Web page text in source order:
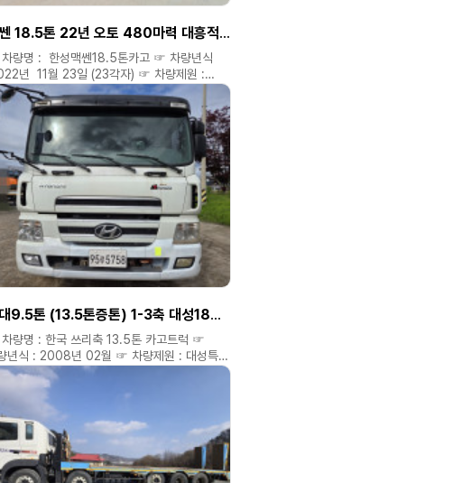
☎ 연락처 : 010 6470
☎ ( 차량가격 확인은 홈페이지에서만
능합니다. )
맥쎈 18.5톤 22년 오토 480마력 대흥적 8.50후축 셀프로더^^
량명 : 한성맥쎈18.5톤카고 ☞ 차량년식
년 11월 23일 (23각자) ☞ 차량제원 :
특장 적 8.50 후축 ☞ 주행거리 : 21만키로
션 : 맥쎈 22년 480마력 오토 대흥특장 적
후축 셀프로더 ^^ ☞ 차량가격 : 14500만
입자금(운영자금) 저금리캐피탈 할부도
합니다 ◈ 연락주시면 성심.성의것
해드립니다 ◈ 필요한차량 용도예맞는차량
하게 구해드립니다. ◈ 미처올리지
차량도 여러대있으니 연락주세요. ◈ 신뢰와
.정직으로 최선을 다하겠습니다 **
차량은 소정의 소개비 별도 있습니다 ** ▷▶
중고특장차 대표 공공식 ▷▶ 홈페이지 :
▷▶ 네이버 블로그 :
▷▶ 다 음 블로그 :
☎ 연락처 : 010 6470
☎ ( 차량가격 확인은 홈페이지에서만
합니다. )
현대9.5톤 (13.5톤증톤) 1-3축 대성18년적 8.70앞축 셀프로더
량명 : 한국 쓰리축 13.5톤 카고트럭 ☞
년식 : 2008년 02월 ☞ 차량제원 : 대성특장
8.70 앞축 ☞ 주행거리 : 120만키로 ☞
: 대성특장 18년12월 적 8.70 앞축 저상
자금) 저금리캐피탈 할부도 가능합니다 ◈
주시면 성심.성의것 상담해드립니다 ◈
한차량 용도예맞는차량 저렴하게
드립니다. ◈ 미처올리지 못한차량도